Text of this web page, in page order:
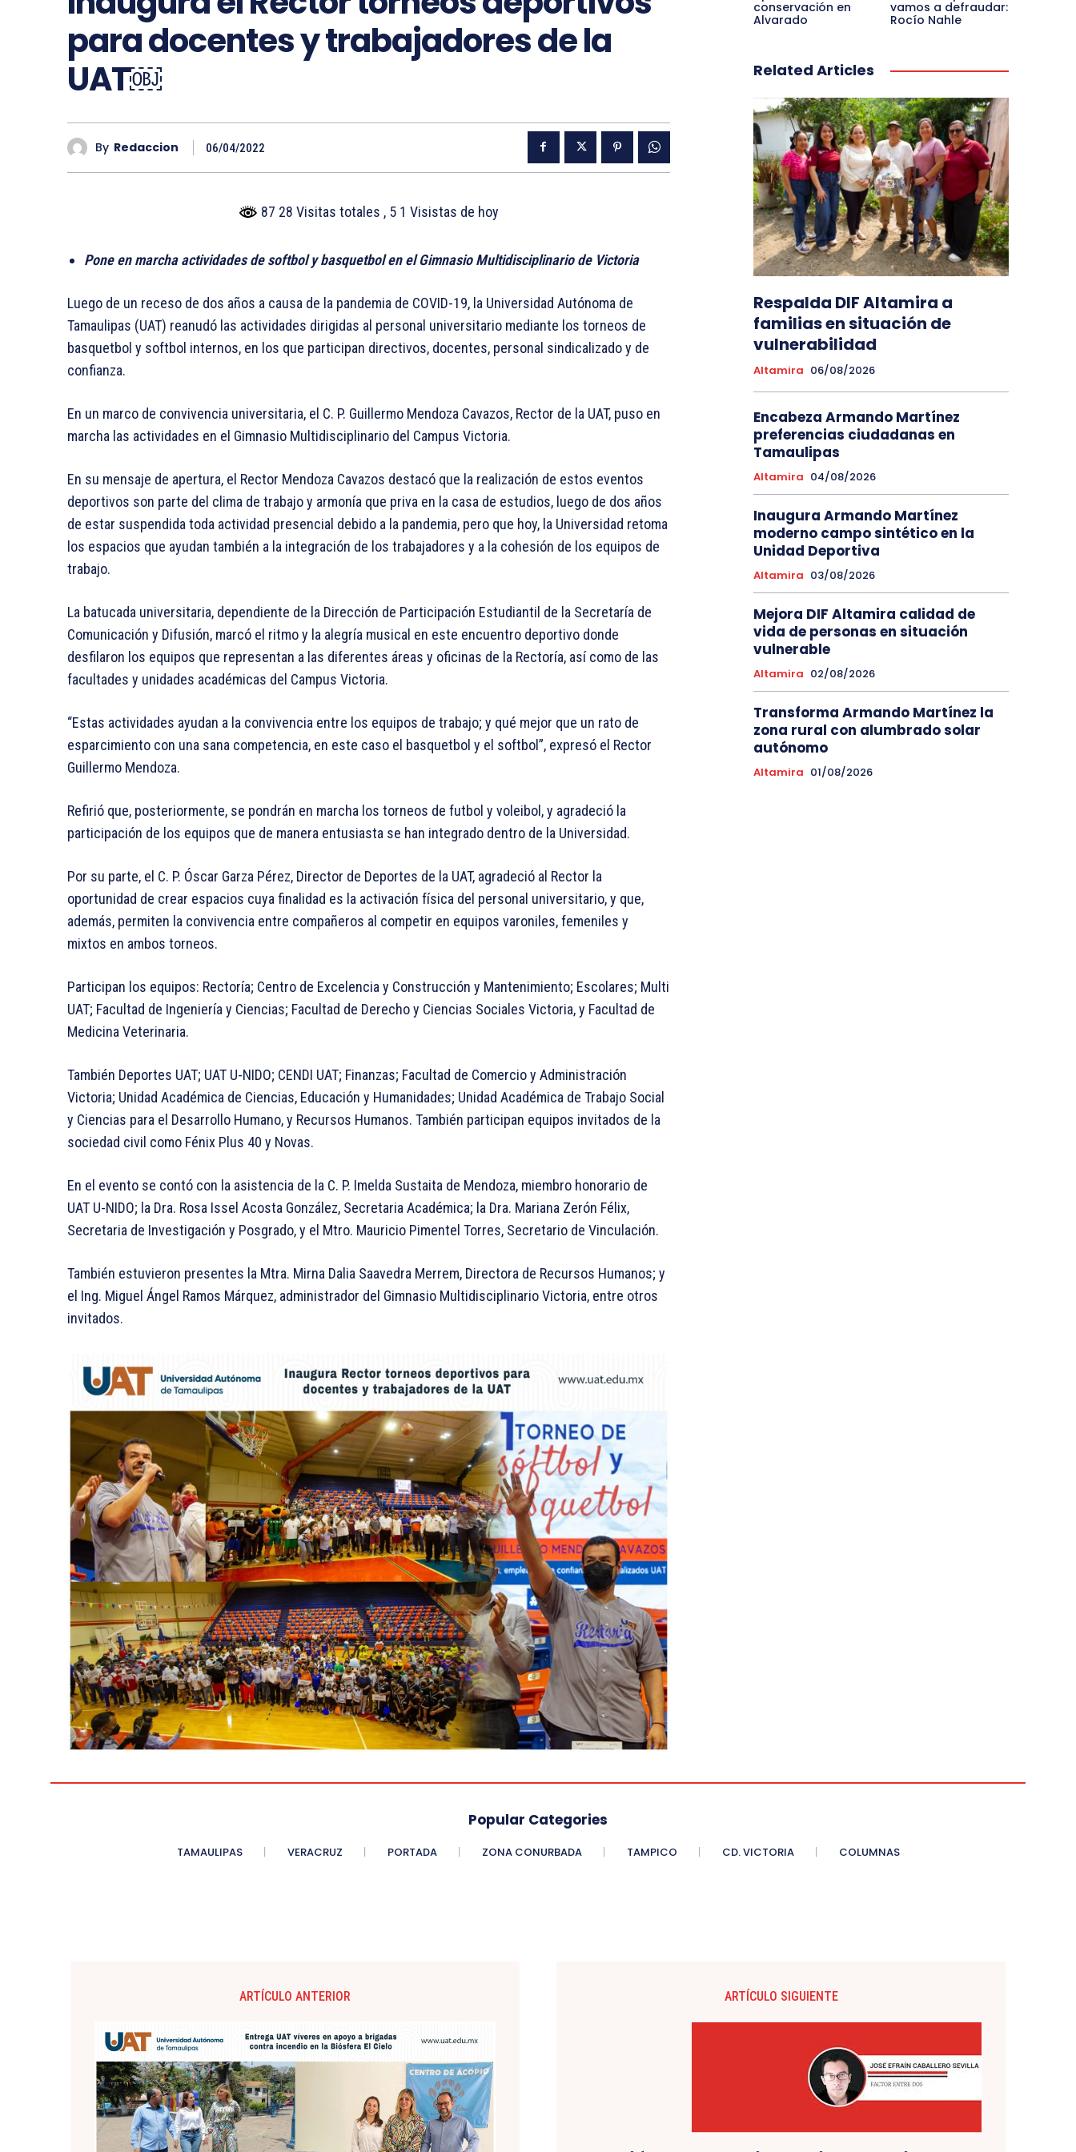
para docentes y trabajadores de la
UAT￼
By Redaccion 06/04/2022
87 28 Visitas totales , 5 1 Visistas de hoy
Pone en marcha actividades de softbol y basquetbol en el Gimnasio Multidisciplinario de Victoria
Luego de un receso de dos años a causa de la pandemia de COVID-19, la Universidad Autónoma de
Tamaulipas (UAT) reanudó las actividades dirigidas al personal universitario mediante los torneos de
basquetbol y softbol internos, en los que participan directivos, docentes, personal sindicalizado y de
confianza.
En un marco de convivencia universitaria, el C. P. Guillermo Mendoza Cavazos, Rector de la UAT, puso en
marcha las actividades en el Gimnasio Multidisciplinario del Campus Victoria.
En su mensaje de apertura, el Rector Mendoza Cavazos destacó que la realización de estos eventos
deportivos son parte del clima de trabajo y armonía que priva en la casa de estudios, luego de dos años
de estar suspendida toda actividad presencial debido a la pandemia, pero que hoy, la Universidad retoma
los espacios que ayudan también a la integración de los trabajadores y a la cohesión de los equipos de
trabajo.
La batucada universitaria, dependiente de la Dirección de Participación Estudiantil de la Secretaría de
Comunicación y Difusión, marcó el ritmo y la alegría musical en este encuentro deportivo donde
desfilaron los equipos que representan a las diferentes áreas y oficinas de la Rectoría, así como de las
facultades y unidades académicas del Campus Victoria.
“Estas actividades ayudan a la convivencia entre los equipos de trabajo; y qué mejor que un rato de
esparcimiento con una sana competencia, en este caso el basquetbol y el softbol”, expresó el Rector
Guillermo Mendoza.
Refirió que, posteriormente, se pondrán en marcha los torneos de futbol y voleibol, y agradeció la
participación de los equipos que de manera entusiasta se han integrado dentro de la Universidad.
Por su parte, el C. P. Óscar Garza Pérez, Director de Deportes de la UAT, agradeció al Rector la
oportunidad de crear espacios cuya finalidad es la activación física del personal universitario, y que,
además, permiten la convivencia entre compañeros al competir en equipos varoniles, femeniles y
mixtos en ambos torneos.
Participan los equipos: Rectoría; Centro de Excelencia y Construcción y Mantenimiento; Escolares; Multi
UAT; Facultad de Ingeniería y Ciencias; Facultad de Derecho y Ciencias Sociales Victoria, y Facultad de
Medicina Veterinaria.
También Deportes UAT; UAT U-NIDO; CENDI UAT; Finanzas; Facultad de Comercio y Administración
Victoria; Unidad Académica de Ciencias, Educación y Humanidades; Unidad Académica de Trabajo Social
y Ciencias para el Desarrollo Humano, y Recursos Humanos. También participan equipos invitados de la
sociedad civil como Fénix Plus 40 y Novas.
En el evento se contó con la asistencia de la C. P. Imelda Sustaita de Mendoza, miembro honorario de
UAT U-NIDO; la Dra. Rosa Issel Acosta González, Secretaria Académica; la Dra. Mariana Zerón Félix,
Secretaria de Investigación y Posgrado, y el Mtro. Mauricio Pimentel Torres, Secretario de Vinculación.
También estuvieron presentes la Mtra. Mirna Dalia Saavedra Merrem, Directora de Recursos Humanos; y
el Ing. Miguel Ángel Ramos Márquez, administrador del Gimnasio Multidisciplinario Victoria, entre otros
invitados.
conservación en
Alvarado
vamos a defraudar:
Rocío Nahle
Related Articles
Respalda DIF Altamira a
familias en situación de
vulnerabilidad
Altamira 06/08/2026
Encabeza Armando Martínez
preferencias ciudadanas en
Tamaulipas
Altamira 04/08/2026
Inaugura Armando Martínez
moderno campo sintético en la
Unidad Deportiva
Altamira 03/08/2026
Mejora DIF Altamira calidad de
vida de personas en situación
vulnerable
Altamira 02/08/2026
Transforma Armando Martínez la
zona rural con alumbrado solar
autónomo
Altamira 01/08/2026
Popular Categories
TAMAULIPAS VERACRUZ PORTADA ZONA CONURBADA TAMPICO CD. VICTORIA COLUMNAS
ARTÍCULO ANTERIOR ARTÍCULO SIGUIENTE